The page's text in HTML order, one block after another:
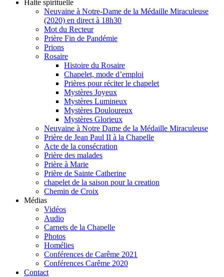
Halte spirituelle
Neuvaine à Notre-Dame de la Médaille Miraculeuse
(2020) en direct à 18h30
Mot du Recteur
Prière Fin de Pandémie
Prions
Rosaire
Histoire du Rosaire
Chapelet, mode d’emploi
Prières pour réciter le chapelet
Mystères Joyeux
Mystères Lumineux
Mystères Douloureux
Mystères Glorieux
Neuvaine à Notre Dame de la Médaille Miraculeuse
Prière de Jean Paul II à la Chapelle
Acte de la consécration
Prière des malades
Prière à Marie
Prière de Sainte Catherine
chapelet de la saison pour la creation
Chemin de Croix
Médias
Vidéos
Audio
Carnets de la Chapelle
Photos
Homélies
Conférences de Carême 2021
Conférences Carême 2020
Contact